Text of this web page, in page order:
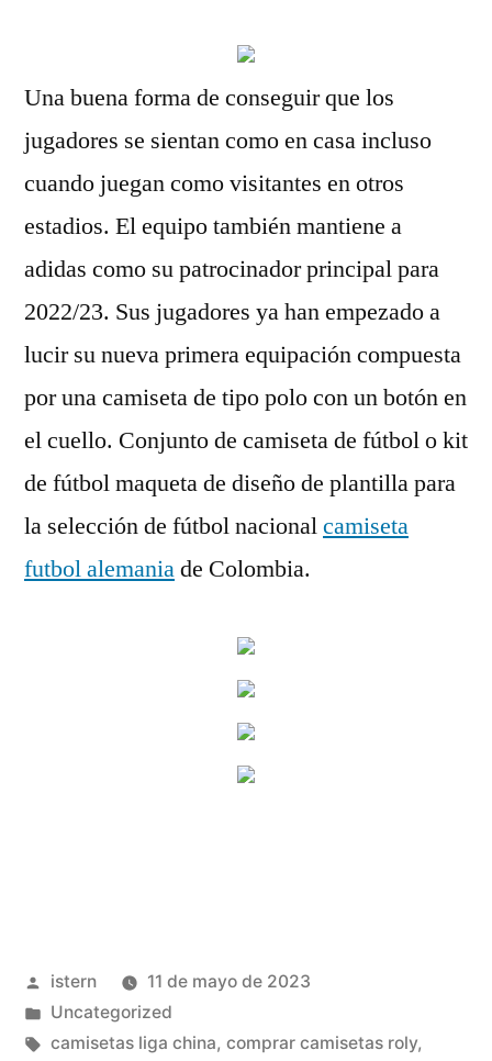
Una buena forma de conseguir que los
jugadores se sientan como en casa incluso
cuando juegan como visitantes en otros
estadios. El equipo también mantiene a
adidas como su patrocinador principal para
2022/23. Sus jugadores ya han empezado a
lucir su nueva primera equipación compuesta
por una camiseta de tipo polo con un botón en
el cuello. Conjunto de camiseta de fútbol o kit
de fútbol maqueta de diseño de plantilla para
la selección de fútbol nacionalcamiseta
futbol alemaniade Colombia.
Publicado
por
istern
11 de mayo de 2023
Publicado
en
Uncategorized
Etiquetas:
camisetas liga china, comprar camisetas roly,